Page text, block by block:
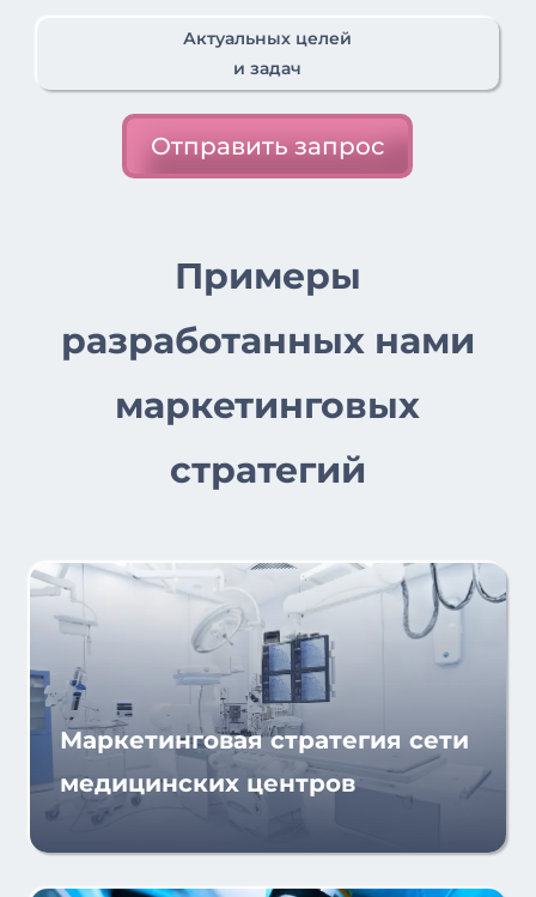
Актуальных целей
и задач
Отправить запрос
Примеры
разработанных нами
маркетинговых
стратегий
Маркетинговая стратегия сети
медицинских центров